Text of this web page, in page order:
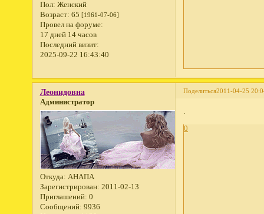
Пол: Женский
Возраст: 65 [1961-07-06]
Провел на форуме:
17 дней 14 часов
Последний визит:
2025-09-22 16:43:40
Поделиться2011-04-25
Леонидовна
Администратор
Откуда: АНАПА
Зарегистрирован: 2011-02-13
Приглашений: 0
Сообщений: 9936
.
0